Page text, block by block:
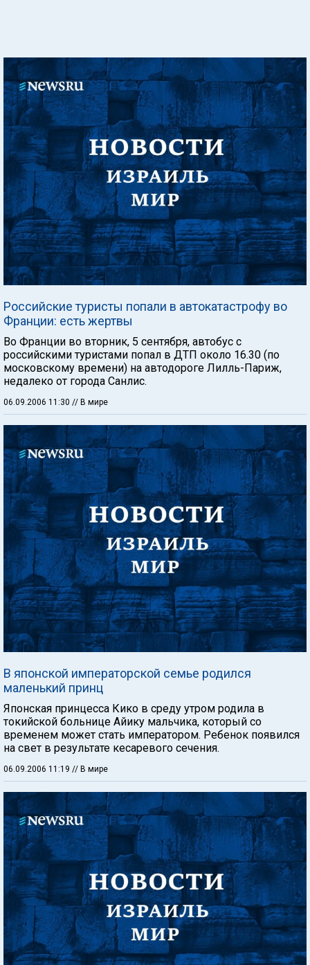
Российские туристы попали в автокатастрофу во
Франции: есть жертвы
Во Франции во вторник, 5 сентября, автобус с
российскими туристами попал в ДТП около 16.30 (по
московскому времени) на автодороге Лилль-Париж,
недалеко от города Санлис.
06.09.2006 11:30 // В мире
В японской императорской семье родился
маленький принц
Японская принцесса Кико в среду утром родила в
токийской больнице Айику мальчика, который со
временем может стать императором. Ребенок появился
на свет в результате кесаревого сечения.
06.09.2006 11:19 // В мире